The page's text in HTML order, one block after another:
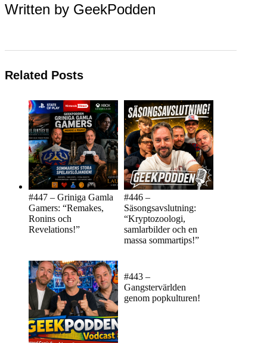
Written by GeekPodden
Related Posts
#447 – Griniga Gamla
Gamers: “Remakes,
Ronins och
Revelations!”
#446 –
Säsongsavslutning:
“Kryptozoologi,
samlarbilder och en
massa sommartips!”
#443 –
Gangstervärlden
genom popkulturen!